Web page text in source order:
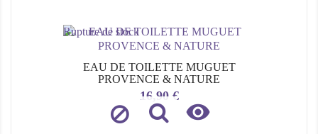
Rupture de stock
EAU DE TOILETTE MUGUET
PROVENCE & NATURE
Prix
16,90 €
